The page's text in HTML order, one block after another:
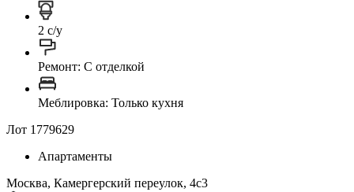
2 с/у
Ремонт: C отделкой
Меблировка: Только кухня
Лот 1779629
Апартаменты
Москва, Камергерский переулок, 4с3